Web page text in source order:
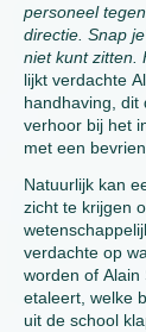
personeel
directie. Snap
niet kunt zitten.
lijkt verdachte
handhaving, dit
verhoor bij het
met een
Natuurlijk kan
zicht te krijgen
verdachte op
worden of Alain
etaleert, welke
uit de school